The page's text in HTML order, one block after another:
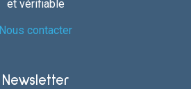
et vérifiable
Nous contacter
Newsletter